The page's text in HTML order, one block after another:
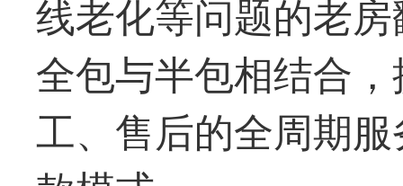
线老化等问题的老
全包与半包相结合
工、售后的全周期